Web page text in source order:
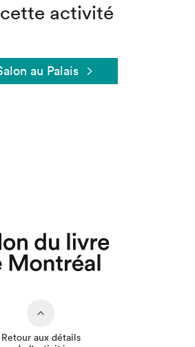
activité
au Palais
Retour aux détails